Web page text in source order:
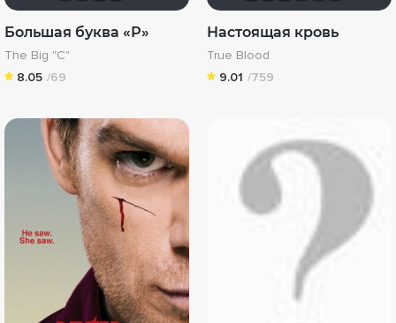
Большая буква «Р»
The Big "C"
8.05 /69
Настоящая кровь
True Blood
9.01 /759